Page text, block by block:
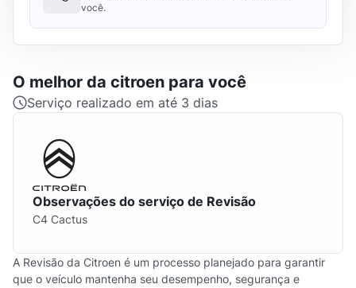
você.
O melhor da citroen para você
Serviço realizado em até 3 dias
Observações do serviço de Revisão
C4 Cactus
A Revisão da Citroen é um processo planejado para garantir
que o veículo mantenha seu desempenho, segurança e